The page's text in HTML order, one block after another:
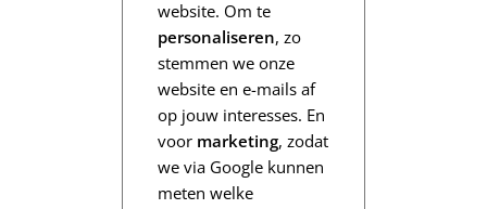
website. Om te
personaliseren, zo
stemmen we onze
website en e-mails af
op jouw interesses. En
voor marketing, zodat
we via Google kunnen
meten welke